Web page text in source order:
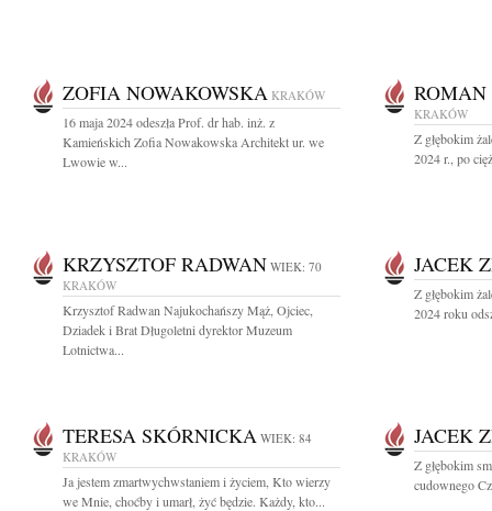
ZOFIA NOWAKOWSKA KRAKÓW
16 maja 2024 odeszła Prof. dr hab. inż. z
Kamieńskich Zofia Nowakowska Architekt ur. we
Lwowie w...
ROMAN
KRAKÓW
Z głębokim
2024 r., po
KRZYSZTOF RADWAN WIEK: 70
KRAKÓW
Krzysztof Radwan Najukochańszy Mąż, Ojciec,
Dziadek i Brat Długoletni dyrektor Muzeum
Lotnictwa...
JACEK
Z głębokim
2024 roku
TERESA SKÓRNICKA WIEK: 84
KRAKÓW
Ja jestem zmartwychwstaniem i życiem, Kto wierzy
we Mnie, choćby i umarł, żyć będzie. Każdy, kto...
JACEK
Z głębokim
cudownego